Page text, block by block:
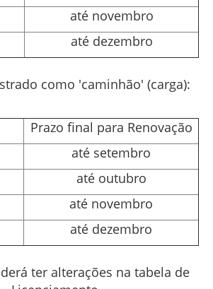
até novembro
até dezembro
como 'caminhão' (carga):
Prazo final para Renovação
até setembro
até outubro
até novembro
até dezembro
ter alterações na tabela de